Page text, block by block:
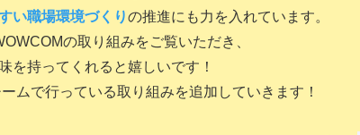
い職場環境づくりの推進にも力を入れています。
の取り組みをご覧いただき、
を持ってくれると嬉しいです！
ムで行っている取り組みを追加していきます！